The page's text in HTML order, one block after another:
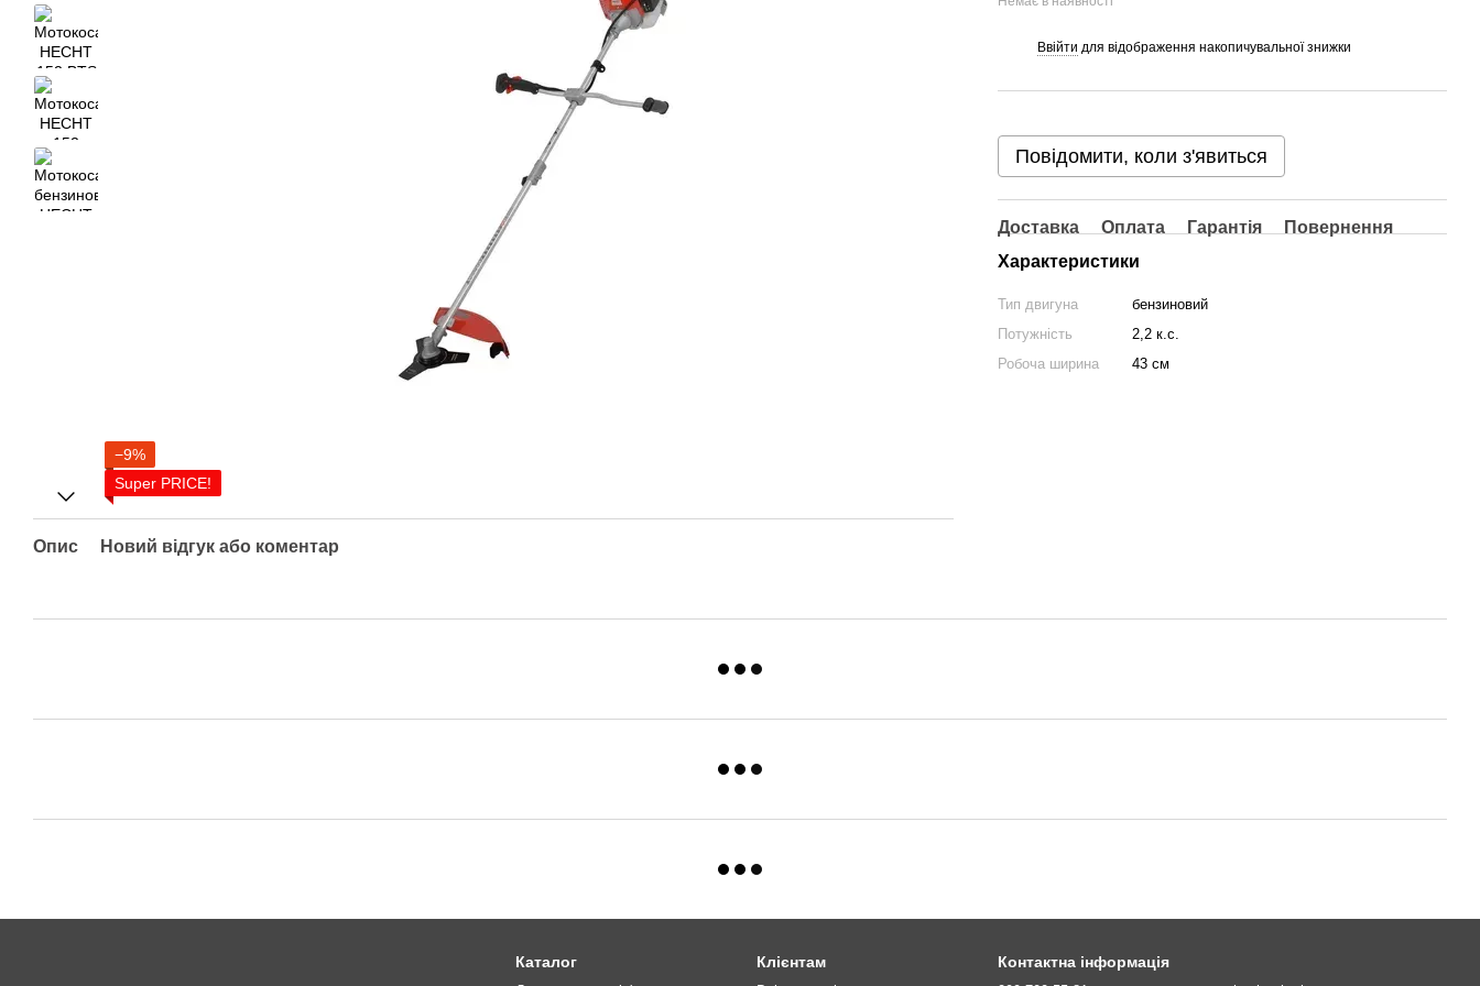
−9%
Super PRICE!
Опис Новий відгук або коментар
Ввійти для відображення накопичувальної знижки
Повідомити, коли з'явиться
Доставка Оплата Гарантія
Повернення
Характеристики
Тип двигуна
бензиновий
Потужність
2,2 к.с.
Робоча ширина
43 см
Каталог Клієнтам Контактна інформація